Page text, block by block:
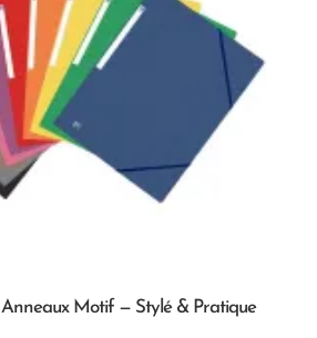
Anneaux Motif — Stylé & Pratique